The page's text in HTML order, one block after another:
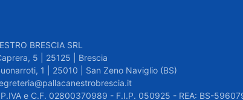
BRESCIA SRL
5 | 25125 | Brescia
1 | 25010 | San Zeno Naviglio (BS)
e C.F. 02800370989 - F.I.P. 050925 - REA: BS-